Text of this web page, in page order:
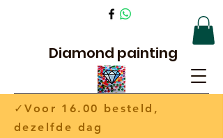
Diamond painting
✓Voor 16.00 besteld,
dezelfde dag